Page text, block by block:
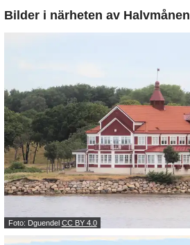
Bilder i närheten av Halvmånen
Foto: Dguendel CC BY 4.0